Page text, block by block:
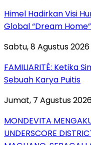
Himel Hadirkan Visi
Global “Dream Home”
Sabtu, 8 Agustus 2026
FAMILIARITÉ: Ketika
Sebuah Karya Puitis
Jumat, 7 Agustus
MONDEVITA
UNDERSCORE